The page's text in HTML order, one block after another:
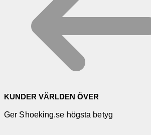
KUNDER VÄRLDEN ÖVER
Ger Shoeking.se högsta betyg